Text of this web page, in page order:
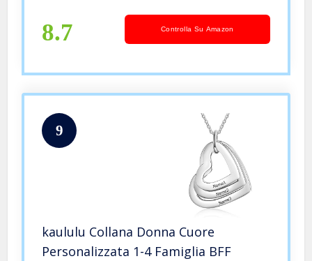
8.7 Controlla Su Amazon
9
kaululu Collana Donna Cuore
Personalizzata 1-4 Famiglia BFF